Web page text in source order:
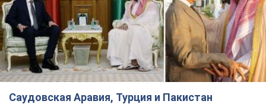
Саудовская Аравия, Турция и Пакистан